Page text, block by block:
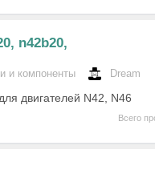
n42b20,
и компоненты Dream
двигателей N42, N46
Всего